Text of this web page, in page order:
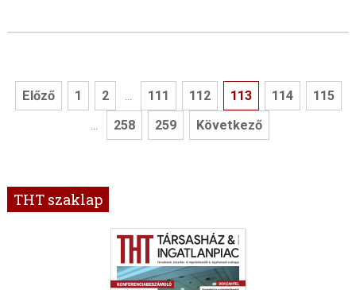
Előző 1 2 ... 111 112 113 114 115
... 258 259 Következő
THT szaklap